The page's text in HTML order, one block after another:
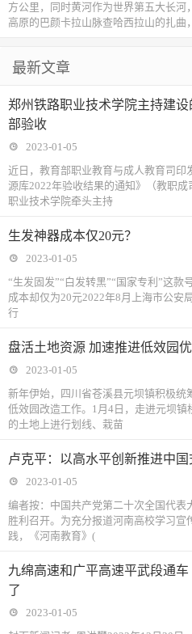
方公里，同时黄河作为世界第五大长
高原的巴颜卡拉山脉查哈西拉山的扎曲
最新文章
郑州铁路职业技术学院主持建
部验收
2023-01-05
近日，教育部职业教育与成人教育司印
源库2022年验收结果的通知》（教职
职业技术学院牵头主持
生发神器成本仅20元？
2023-01-05
“生发固发”“白发转黑”“国家专利”这款
成本却仅为20元2022年8月上海市公安
行
盘活土地资源 加速推进低效园
2023-01-05
新年伊始，四川省苍溪县元坝镇积极统
低效园改造工作。1月4日，走进元坝
的土地上进行划线、栽苗
卢克平：以高水平创新推进中
2023-01-05
编者按：中国共产党第二十次全国代表
胜利召开。为充分报道河南高校学习宣
践，《河南教育》(
九绵高速和广平高速平武段通
了
2023-01-05